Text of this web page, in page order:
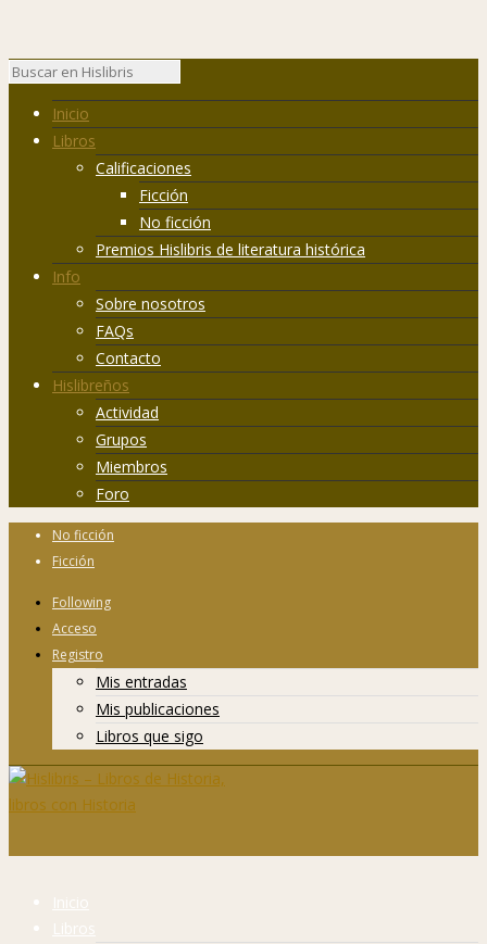
Inicio
Libros
Calificaciones
Ficción
No ficción
Premios Hislibris de literatura histórica
Info
Sobre nosotros
FAQs
Contacto
Hislibreños
Actividad
Grupos
Miembros
Foro
No ficción
Ficción
Following
Acceso
Registro
Mis entradas
Mis publicaciones
Libros que sigo
Inicio
Libros